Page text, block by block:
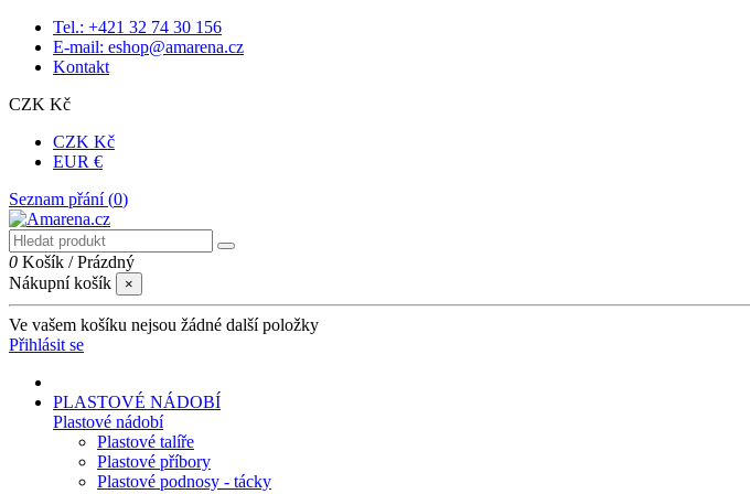
Tel.: +421 32 74 30 156
E-mail: eshop@amarena.cz
Kontakt
CZK Kč
CZK Kč
EUR €
Seznam přání (0)
0 Košík /Prázdný
Nákupní košík
×
Ve vašem košíku nejsou žádné další položky
Přihlásit se
PLASTOVÉ NÁDOBÍ
Plastové nádobí
Plastové talíře
Plastové příbory
Plastové podnosy - tácky